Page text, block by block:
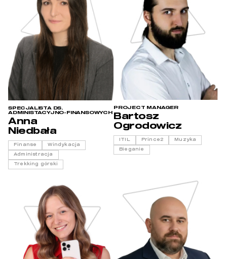
SPECJALISTA DS.
ADMINISTACYJNO-FINANSOWYCH
Anna
Niedbała
Finanse Windykacja
Administracja
Trekking górski
PROJECT MANAGER
Bartosz
Ogrodowicz
ITIL Prince2 Muzyka
Bieganie